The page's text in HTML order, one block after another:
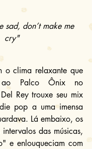
sad, don’t make me
cry"
o clima relaxante que
ao Palco Ônix no
Rey trouxe seu mix
pop a uma imensa
Lá embaixo, os
das músicas,
e enlouqueciam com